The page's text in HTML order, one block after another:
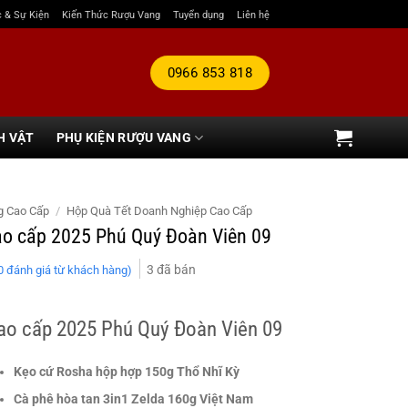
& Sự Kiện Kiến Thức Rượu Vang Tuyển dụng Liên hệ
0966 853 818
VẬT PHỤ KIỆN RƯỢU VANG
Cao Cấp / Hộp Quà Tết Doanh Nghiệp Cao Cấp
cấp 2025 Phú Quý Đoàn Viên 09
đánh giá từ khách hàng) 3 đã bán
cấp 2025 Phú Quý Đoàn Viên 09
Kẹo cứ Rosha hộp hợp 150g Thổ Nhĩ Kỳ
Cà phê hòa tan 3in1 Zelda 160g Việt Nam